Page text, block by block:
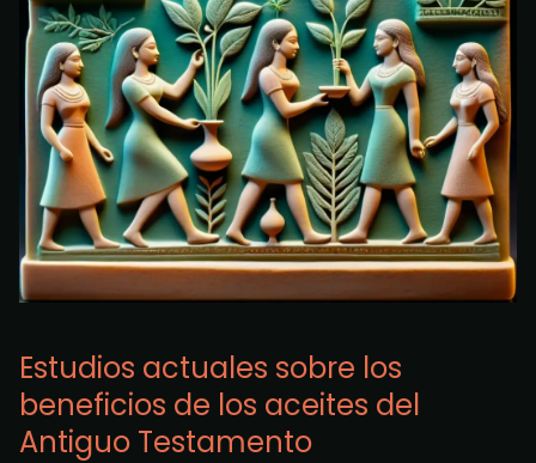
Estudios actuales sobre los
beneficios de los aceites del
Antiguo Testamento